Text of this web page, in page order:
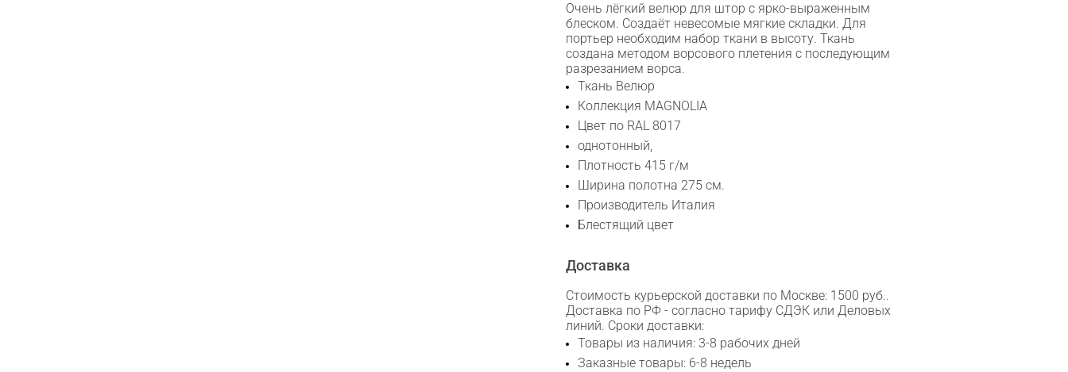
Очень лёгкий велюр для штор с ярко-выраженным
блеском. Создаёт невесомые мягкие складки. Для
портьер необходим набор ткани в высоту. Ткань
создана методом ворсового плетения с последующим
разрезанием ворса.
Ткань Велюр
Коллекция MAGNOLIA
Цвет по RAL 8017
однотонный,
Плотность 415 г/м
Ширина полотна 275 см.
Производитель Италия
Блестящий цвет
Доставка
Стоимость курьерской доставки по Москве: 1500 руб..
Доставка по РФ - согласно тарифу СДЭК или Деловых
линий. Сроки доставки:
Товары из наличия: 3-8 рабочих дней
Заказные товары: 6-8 недель
WhatsApp
Telegram